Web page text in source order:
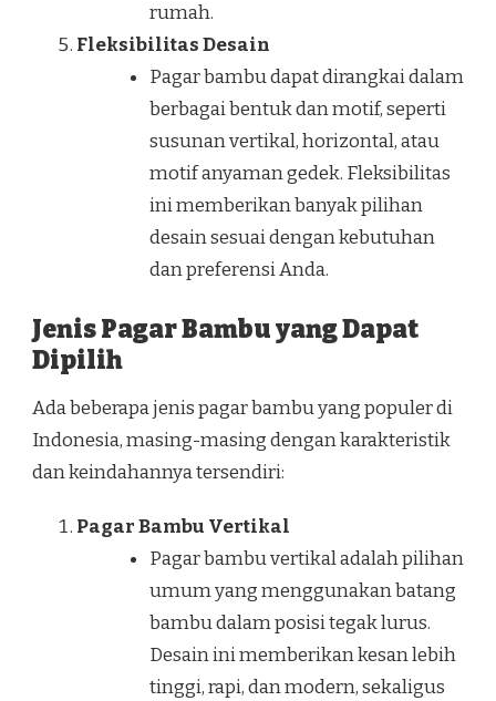
rumah.
Fleksibilitas Desain
Pagar bambu dapat dirangkai dalam
berbagai bentuk dan motif, seperti
susunan vertikal, horizontal, atau
motif anyaman gedek. Fleksibilitas
ini memberikan banyak pilihan
desain sesuai dengan kebutuhan
dan preferensi Anda.
Jenis Pagar Bambu yang Dapat
Dipilih
Ada beberapa jenis pagar bambu yang populer di
Indonesia, masing-masing dengan karakteristik
dan keindahannya tersendiri:
Pagar Bambu Vertikal
Pagar bambu vertikal adalah pilihan
umum yang menggunakan batang
bambu dalam posisi tegak lurus.
Desain ini memberikan kesan lebih
tinggi, rapi, dan modern, sekaligus